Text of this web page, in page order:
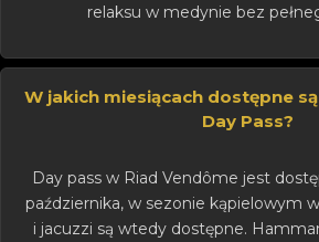
relaksu w medynie bez
W jakich miesiącach dostępne
Day Pass?
Day pass w Riad Vendôme jest
października, w sezonie kąpielowym
i jacuzzi są wtedy dostępne.